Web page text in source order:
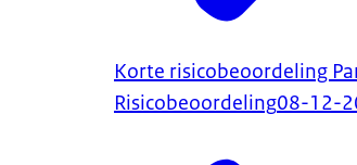
Korte risicobeoordeling
Risicobeoordeling08-12-